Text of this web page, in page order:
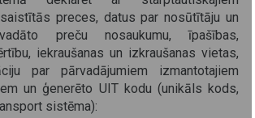
preces, datus par nosūtītāju un
preču nosaukumu, īpašības,
iekraušanas un izkraušanas vietas,
par pārvadājumiem izmantotajiem
un ģenerēto UIT kodu (unikāls kods,
sistēma):